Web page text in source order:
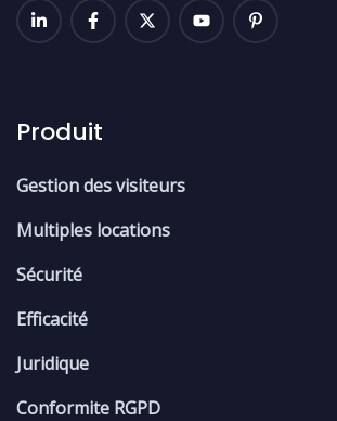
Produit
Gestion des visiteurs
Multiples locations
Sécurité
Efficacité
Juridique
Conformite RGPD